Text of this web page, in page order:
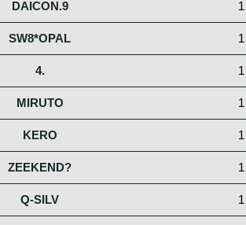
DAICON.9 1
SW8*OPAL 1
4. 1
MIRUTO 1
KERO 1
ZEEKEND? 1
Q-SILV 1